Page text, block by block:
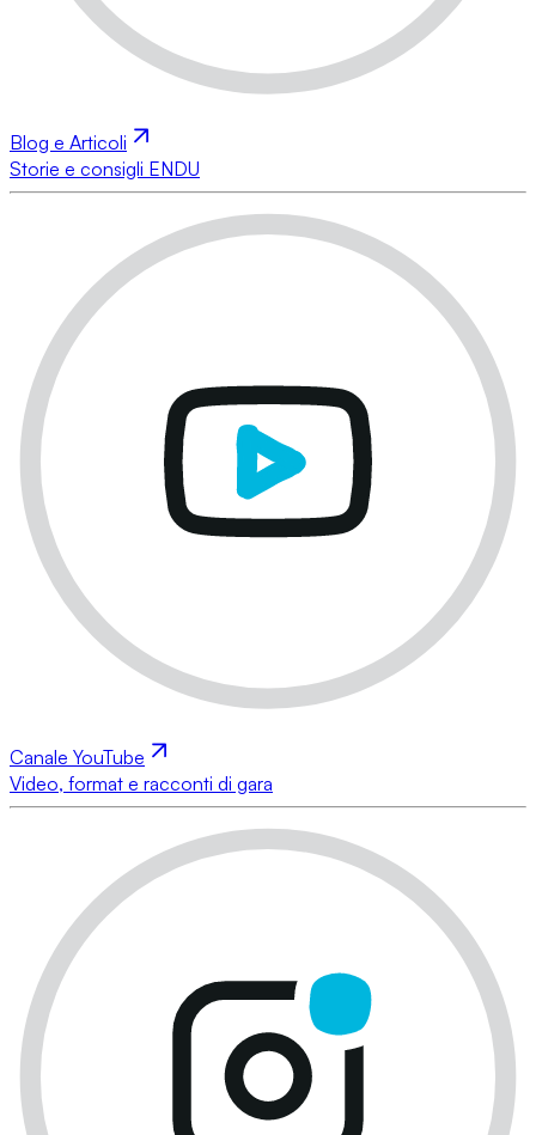
Blog e Articoli
Storie e consigli ENDU
Canale YouTube
Video, format e racconti di gara